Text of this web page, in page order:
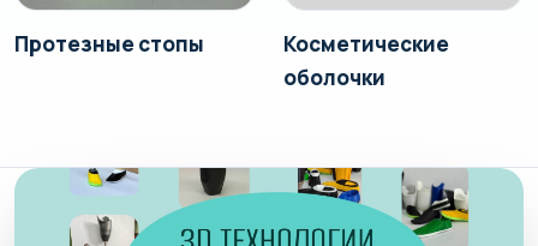
Протезные стопы
Косметические
оболочки